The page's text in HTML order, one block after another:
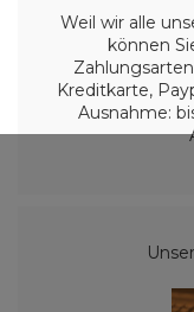
Weil wir alle
können
Kreditkarte,
Ausnahme: